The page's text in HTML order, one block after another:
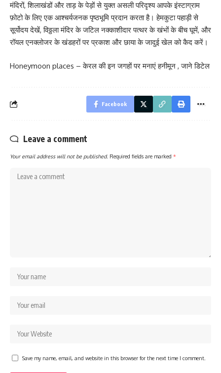
मंदिरों, शिलाखंडों और ताड़ के पेड़ों से युक्त असली परिदृश्य आपके इंस्टाग्राम
फ़ोटो के लिए एक आश्चर्यजनक पृष्ठभूमि प्रदान करता है। हेमकुटा पहाड़ी से
सूर्योदय देखें, विठ्ठला मंदिर के जटिल नक्काशीदार पत्थर के खंभों के बीच घूमें, और
रॉयल एनक्लोजर के खंडहरों पर प्रकाश और छाया के जादुई खेल को कैद करें।
Honeymoon places – केरल की इन जगहों पर मनाएं हनीमून , जाने डिटेल
Facebook
Leave a comment
Your email address will not be published. Required fields are marked *
Save my name, email, and website in this browser for the next time I comment.